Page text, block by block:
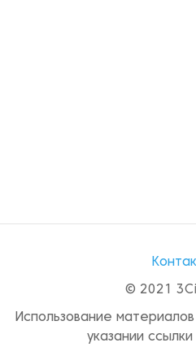
© 2021
Использование
указании